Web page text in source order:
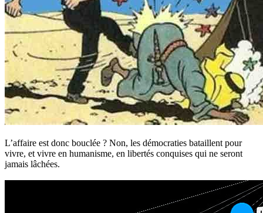
L’affaire est donc bouclée ? Non, les démocraties bataillent pour
vivre, et vivre en humanisme, en libertés conquises qui ne seront
jamais lâchées.